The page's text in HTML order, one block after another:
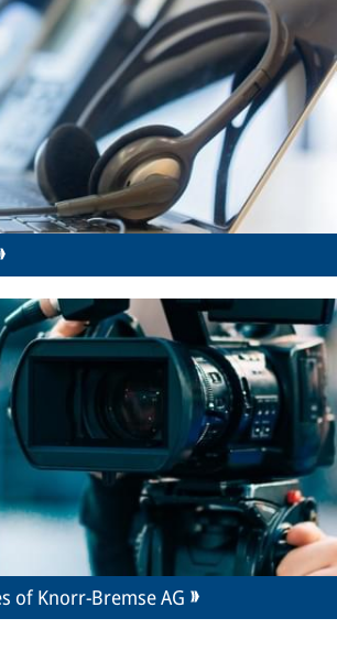
of Knorr-Bremse AG